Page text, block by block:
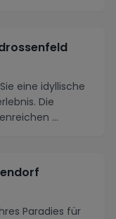
eine idyllische
Die
...
Paradies für